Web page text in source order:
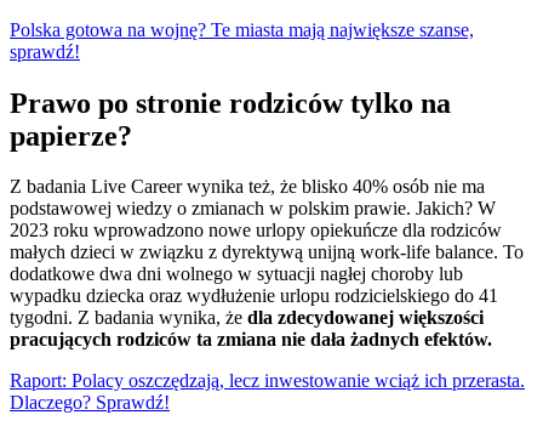
Polska gotowa na wojnę? Te miasta mają największe szanse,
sprawdź!
Prawo po stronie rodziców tylko na
papierze?
Z badania Live Career wynika też, że blisko 40% osób nie ma
podstawowej wiedzy o zmianach w polskim prawie. Jakich? W
2023 roku wprowadzono nowe urlopy opiekuńcze dla rodziców
małych dzieci w związku z dyrektywą unijną work-life balance. To
dodatkowe dwa dni wolnego w sytuacji nagłej choroby lub
wypadku dziecka oraz wydłużenie urlopu rodzicielskiego do 41
tygodni. Z badania wynika, że dla zdecydowanej większości
pracujących rodziców ta zmiana nie dała żadnych efektów.
Raport: Polacy oszczędzają, lecz inwestowanie wciąż ich przerasta.
Dlaczego? Sprawdź!